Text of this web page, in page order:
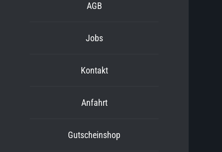
AGB
Jobs
Kontakt
Anfahrt
Gutscheinshop